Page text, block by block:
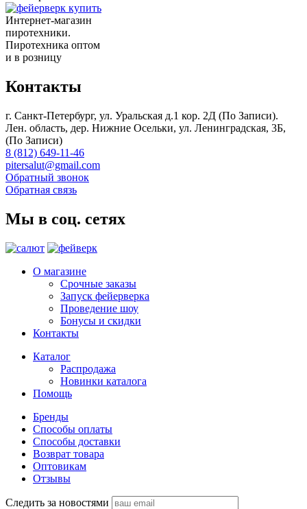
Интернет-магазин
пиротехники.
Пиротехника оптом
и в розницу
Контакты
г. Санкт-Петербург, ул. Уральская д.1 кор. 2Д (По Записи).
Лен. область, дер. Нижние Осельки, ул. Ленинградская, 3Б,
(По Записи)
8 (812) 649-11-46
pitersalut@gmail.com
Обратный звонок
Обратная связь
Мы в соц. сетях
О магазине
Срочные заказы
Запуск фейерверка
Проведение шоу
Бонусы и скидки
Контакты
Каталог
Распродажа
Новинки каталога
Помощь
Бренды
Способы оплаты
Способы доставки
Возврат товара
Оптовикам
Отзывы
Следить за новостями